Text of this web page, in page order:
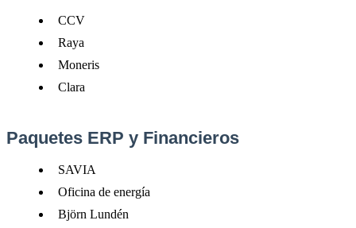
CCV
Raya
Moneris
Clara
Paquetes ERP y Financieros
SAVIA
Oficina de energía
Björn Lundén